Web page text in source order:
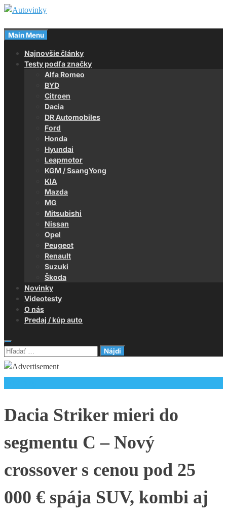
Skip
content
Autovinky
Magazín o autách
Main Menu
Najnovšie články
Testy podľa značky
Alfa Romeo
BYD
Citroen
Dacia
DR Automobiles
Ford
Honda
Hyundai
Leapmotor
KGM / SsangYong
KIA
Mazda
MG
Mitsubishi
Nissan
Opel
Peugeot
Renault
Suzuki
Škoda
Novinky
Videotesty
O nás
Predaj / kúp auto
Hľadať:
Dacia Striker mieri do
segmentu C – Nový
crossover s cenou pod 25
000 € spája SUV, kombi aj